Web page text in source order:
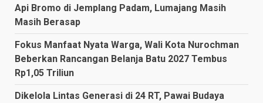
Api Bromo di Jemplang Padam, Lumajang Masih
Masih Berasap
Fokus Manfaat Nyata Warga, Wali Kota Nurochman
Beberkan Rancangan Belanja Batu 2027 Tembus
Rp1,05 Triliun
Dikelola Lintas Generasi di 24 RT, Pawai Budaya